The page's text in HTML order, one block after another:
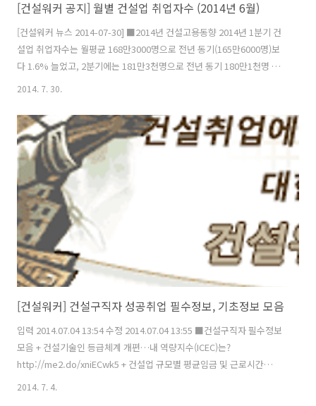
[건설워커 공지] 월별 건설업 취업자수 (2014년 6월)
[건설워커 뉴스 2014-07-30] ■2014년 건설고용동향 2014년 1분기 건
설업 취업자수는 월평균 168만3000명으로 전년 동기(165만6000명)보
다 1.6% 늘었고, 2분기에는 181만3천명으로 전년 동기 180만1천명 대
비 0.7% 늘었다. 4월에는 177만5천명으로 전년 동기(177만8천명)보다
명으로 1.3% 늘었다. ■2013년 건설고용동향 2013년 1분기 건설업 취
업자 수는 165만6천명으로 전년 동기(172만1천명)보다 3.7% 줄어들었
다. 이는 통계청이 관련 자료를 제공한 2004년 이후 가장 큰 감소폭이다.
2분기는 180만1천명으로 전년 동기대비 0.3%(6천명) 감소했다. 3분기
는 177만 5천..
2014. 7. 30.
[건설워커] 건설구직자 성공취업 필수정보, 기초정보 모음
입력 2014.07.04 13:54 수정 2014.07.04 13:55 ■건설구직자 필수정보
모음 + 건설기술인 등급체계 개편…내 역량지수(ICEC)는?
http://me2.do/xniECwk5 + 건설업 규모별 평균임금 및 근로시간
http://me2.do/xA5ikXcz + 건설업 월별 취업자수, 해외건설 전문인력
2014. 7. 4.